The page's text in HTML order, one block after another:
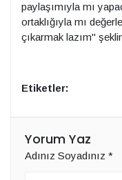
paylaşımıyla mı
ortaklığıyla mı
çıkarmak lazım"
Etiketler:
Yorum Yaz
Adınız Soyadınız *